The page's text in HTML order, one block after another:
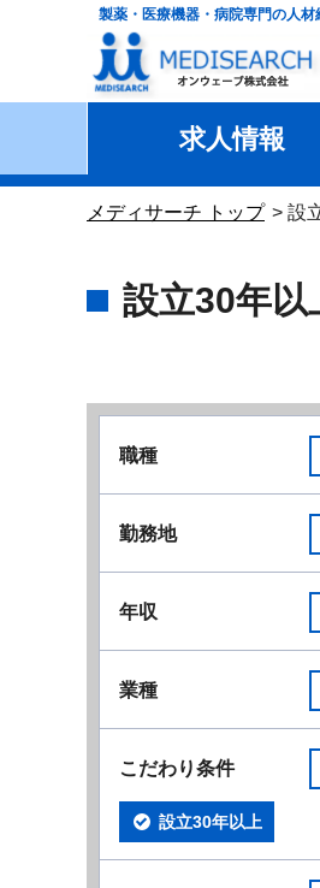
製薬・医療機器・病院専門の人
求人情報
メディサーチ トップ 設
設立30年以
職種
勤務地
年収
業種
こだわり条件
設立30年以上